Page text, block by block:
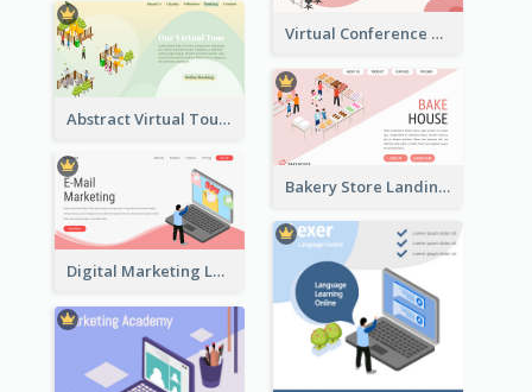
Virtual Conference Software Intro Landing Page
Abstract Virtual Tour Booking Landing Page
Bakery Store Landing Page With Isometric Graphics
Digital Marketing Landing Site With Interesting Isometric Graphic